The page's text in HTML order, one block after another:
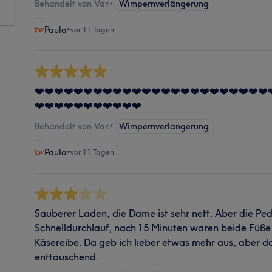
Behandelt von Van• Wimpernverlängerung
Paula•vor 11 Tagen
❤️❤️❤️❤️❤️❤️❤️❤️❤️❤️❤️
Behandelt von Van• Wimpernverlängerung
Paula•vor 11 Tagen
Sauberer Laden, die Dame ist sehr nett. Aber die
Schnelldurchlauf, nach 15 Minuten waren beide
Käsereibe. Da geb ich lieber etwas mehr aus, aber
enttäuschend.